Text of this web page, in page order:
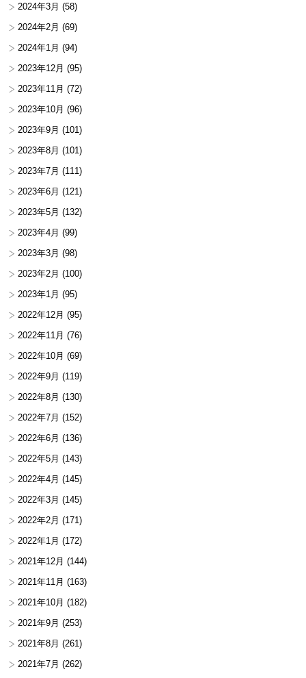
2024年3月 (58)
2024年2月 (69)
2024年1月 (94)
2023年12月 (95)
2023年11月 (72)
2023年10月 (96)
2023年9月 (101)
2023年8月 (101)
2023年7月 (111)
2023年6月 (121)
2023年5月 (132)
2023年4月 (99)
2023年3月 (98)
2023年2月 (100)
2023年1月 (95)
2022年12月 (95)
2022年11月 (76)
2022年10月 (69)
2022年9月 (119)
2022年8月 (130)
2022年7月 (152)
2022年6月 (136)
2022年5月 (143)
2022年4月 (145)
2022年3月 (145)
2022年2月 (171)
2022年1月 (172)
2021年12月 (144)
2021年11月 (163)
2021年10月 (182)
2021年9月 (253)
2021年8月 (261)
2021年7月 (262)